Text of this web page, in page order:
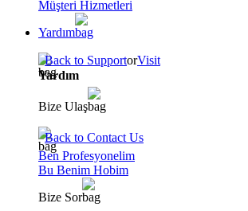
Müşteri Hizmetleri
Yardım
Back to SupportorVisit
Yardım
Bize Ulaş
Back to Contact Us
Ben Profesyonelim
Bu Benim Hobim
Bize Sor